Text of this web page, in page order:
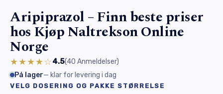
Aripiprazol – Finn beste priser
hos Kjøp Naltrekson Online
Norge
★★★★☆4.5(40 Anmeldelser)
På lager— klar for levering i dag
VELG DOSERING OG PAKKE STØRRELSE